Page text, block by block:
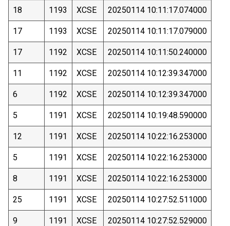
18 1193 XCSE 20250114 10:11:17.074000
17 1193 XCSE 20250114 10:11:17.079000
17 1192 XCSE 20250114 10:11:50.240000
11 1192 XCSE 20250114 10:12:39.347000
6 1192 XCSE 20250114 10:12:39.347000
5 1191 XCSE 20250114 10:19:48.590000
12 1191 XCSE 20250114 10:22:16.253000
5 1191 XCSE 20250114 10:22:16.253000
8 1191 XCSE 20250114 10:22:16.253000
25 1191 XCSE 20250114 10:27:52.511000
9 1191 XCSE 20250114 10:27:52.529000